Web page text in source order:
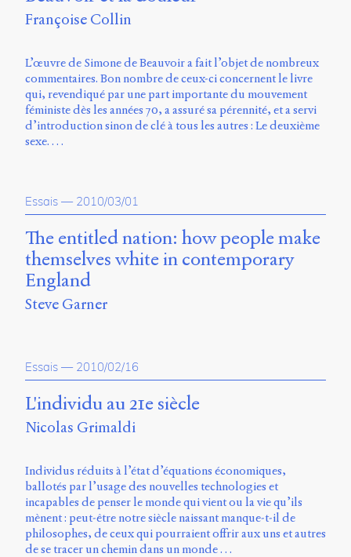
Françoise Collin
L’œuvre de Simone de Beauvoir a fait l’objet de nombreux
commentaires. Bon nombre de ceux-ci concernent le livre
qui, revendiqué par une part importante du mouvement
féministe dès les années 70, a assuré sa pérennité, et a servi
d’introduction sinon de clé à tous les autres : Le deuxième
sexe. …
Essais — 2010/03/01
The entitled nation: how people make
themselves white in contemporary
England
Steve Garner
Essais — 2010/02/16
L'individu au 21e siècle
Nicolas Grimaldi
Individus réduits à l’état d’équations économiques,
ballotés par l’usage des nouvelles technologies et
incapables de penser le monde qui vient ou la vie qu’ils
mènent : peut-être notre siècle naissant manque-t-il de
philosophes, de ceux qui pourraient offrir aux uns et autres
de se tracer un chemin dans un monde …